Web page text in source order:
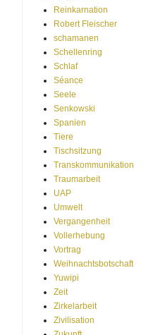
Reinkarnation
Robert Fleischer
schamanen
Schellenring
Schlaf
Séance
Seele
Senkowski
Spanien
Tiere
Tischsitzung
Transkommunikation
Traumarbeit
UAP
Umwelt
Vergangenheit
Vollerhebung
Vortrag
Weihnachtsbotschaft
Yuwipi
Zeit
Zirkelarbeit
Zivilisation